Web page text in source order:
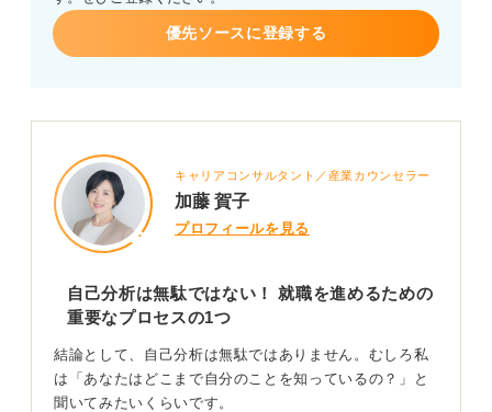
アドバイスをいただけますでしょうか？
優先ソースに登録する
キャリアコンサルタント／産業カウンセラー
加藤 賀子
プロフィールを見る
自己分析は無駄ではない！ 就職を進めるための
重要なプロセスの1つ
結論として、自己分析は無駄ではありません。むしろ私
は「あなたはどこまで自分のことを知っているの？」と
聞いてみたいくらいです。